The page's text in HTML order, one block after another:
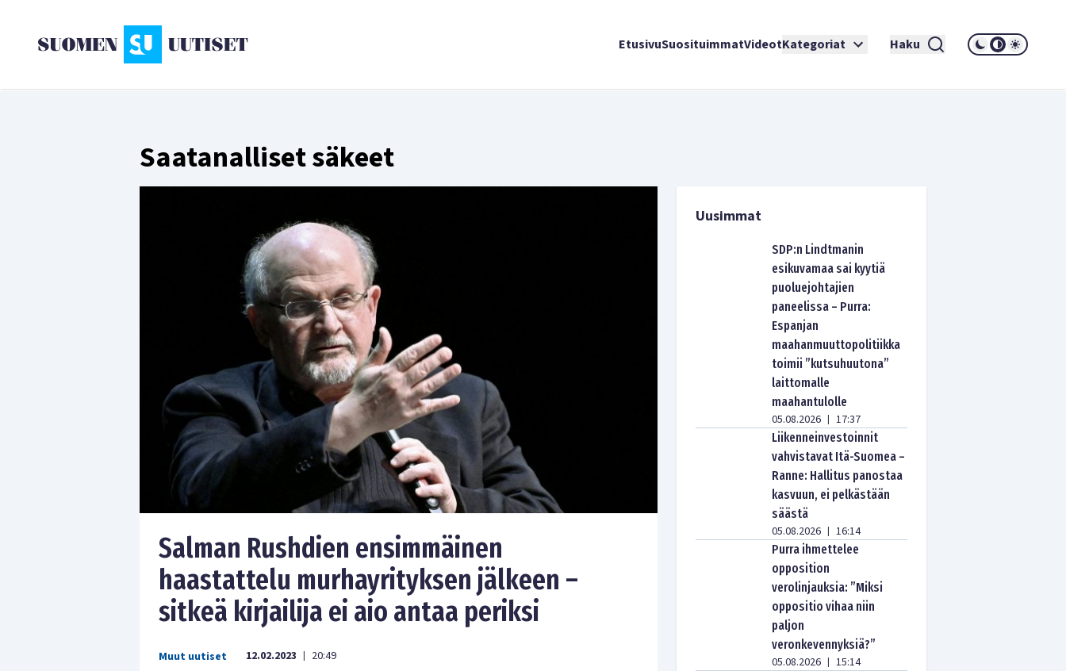
EtusivuSuosituimmatVideotKategoriat Haku
Saatanalliset säkeet
Salman Rushdien ensimmäinen
haastattelu murhayrityksen jälkeen –
sitkeä kirjailija ei aio antaa periksi
Muut uutiset 12.02.2023 | 20:49
Uusimmat
SDP:n Lindtmanin
esikuvamaa sai kyytiä
puoluejohtajien
paneelissa – Purra:
Espanjan
maahanmuuttopolitiikka
toimii ”kutsuhuutona”
laittomalle
maahantulolle
05.08.2026 | 17:37
Liikenneinvestoinnit
vahvistavat Itä-Suomea –
Ranne: Hallitus panostaa
kasvuun, ei pelkästään
säästä
05.08.2026 | 16:14
Purra ihmettelee
opposition
verolinjauksia: ”Miksi
oppositio vihaa niin
paljon
veronkevennyksiä?”
05.08.2026 | 15:14